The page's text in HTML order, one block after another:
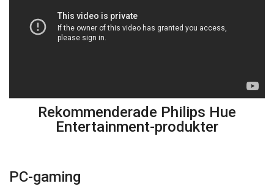
Rekommenderade Philips Hue
Entertainment-produkter
PC-gaming